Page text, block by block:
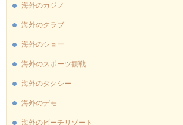
海外のカジノ
海外のクラブ
海外のショー
海外のスポーツ観戦
海外のタクシー
海外のデモ
海外のビーチリゾート